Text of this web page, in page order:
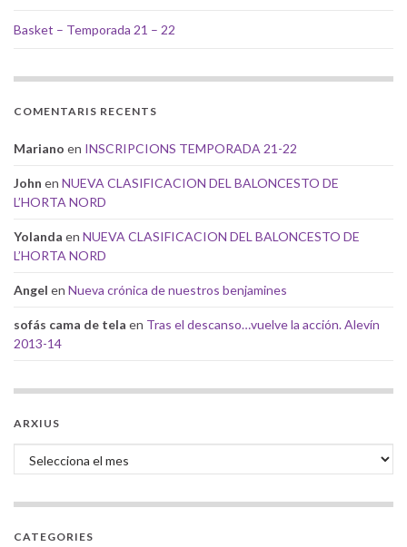
Basket – Temporada 21 – 22
COMENTARIS RECENTS
Mariano en INSCRIPCIONS TEMPORADA 21-22
John en NUEVA CLASIFICACION DEL BALONCESTO DE
L’HORTA NORD
Yolanda en NUEVA CLASIFICACION DEL BALONCESTO DE
L’HORTA NORD
Angel en Nueva crónica de nuestros benjamines
sofás cama de tela en Tras el descanso…vuelve la acción. Alevín
2013-14
ARXIUS
Arxius
CATEGORIES